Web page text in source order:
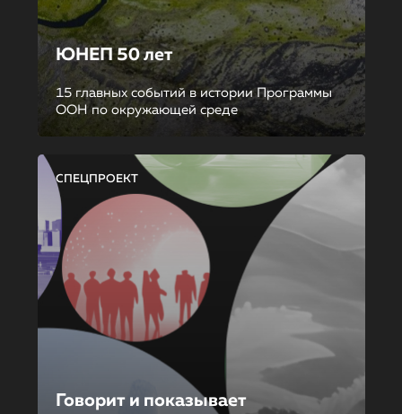
ЮНЕП 50 лет
15 главных событий в истории Программы
ООН по окружающей среде
СПЕЦПРОЕКТ
Говорит и показывает